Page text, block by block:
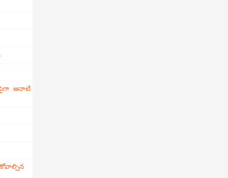
పైగా ఆనాటి